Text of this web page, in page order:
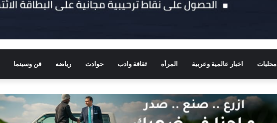
محليات اخبار عالمية وعربية المرأه ثقافة وادب حوادث رياضه فن وسينما